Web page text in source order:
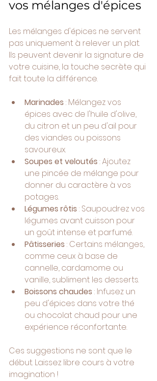
vos mélanges d'épices
Les mélanges d'épices ne servent
pas uniquement à relever un plat.
Ils peuvent devenir la signature de
votre cuisine, la touche secrète qui
fait toute la différence.
Marinades : Mélangez vos
épices avec de l'huile d'olive,
du citron et un peu d'ail pour
des viandes ou poissons
savoureux.
Soupes et veloutés : Ajoutez
une pincée de mélange pour
donner du caractère à vos
potages.
Légumes rôtis : Saupoudrez vos
légumes avant cuisson pour
un goût intense et parfumé.
Pâtisseries : Certains mélanges,
comme ceux à base de
cannelle, cardamome ou
vanille, subliment les desserts.
Boissons chaudes : Infusez un
peu d'épices dans votre thé
ou chocolat chaud pour une
expérience réconfortante.
Ces suggestions ne sont que le
début. Laissez libre cours à votre
imagination !